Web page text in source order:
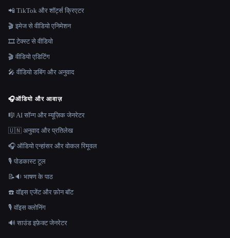
📲 TikTok और शॉर्ट्स क्रिएटर
🎬 इमेज से वीडियो एनिमेशन
🎞️ टेक्स्ट से वीडियो
🎬 वीडियो एडिटिंग
🎤 वीडियो डबिंग और अनुवाद
🎧ऑडियो और आवाज़
🎼 AI सॉन्ग और म्यूज़िक जेनरेटर
🇺🇳 अनुवाद और प्रतिलेख
🎧 ऑडियो एन्हांसर और वोकल रिमूवल
🎙️ पोडकास्ट टूल
📝🔉 भाषण के पाठ
☎️ वॉइस एजेंट और फ़ोन बॉट
🎙️ वॉइस क्लोनिंग
🔊 साउंड इफ़ेक्ट जेनरेटर